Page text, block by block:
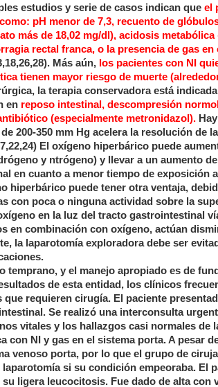
estudios y serie de casos indican que el
pH menor de 7,3, recuento de
más de 18,02 mg/dl), acidosis
rectal franca, o la presencia de gas
Más aún, los pacientes con NI
tienen mayor riesgo de muerte
la terapia conservadora está
en reposo intestinal, descompresión
(especialmente metronidazol).
200-350 mm Hg acelera la resolución de
El oxígeno hiperbárico puede
y ntrógeno) y llevar a un aumento
en cuanto a menor tiempo de exposición
hiperbárico puede tener otra ventaja,
con poca o ninguna actividad sobre la
en la luz del tracto gastrointestinal
en combinación con oxígeno, actúan
la laparotomía exploradora debe ser
temprano, y el manejo apropiado es de
de esta entidad, los clínicos
requieren cirugía. El paciente
Se realizó una interconsulta
vitales y los hallazgos casi normales de
con NI y gas en el sistema porta. A pesar
venoso porta, por lo que el grupo de
si su condición empeoraba. El
ligera leucocitosis. Fue dado de alta con